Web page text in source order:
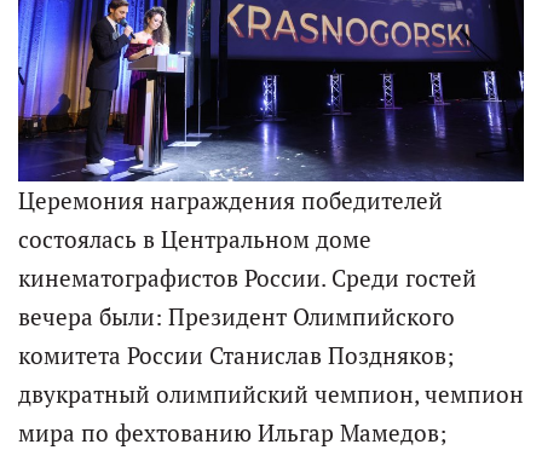
Церемония награждения победителей
состоялась в Центральном доме
кинематографистов России. Среди гостей
вечера были: Президент Олимпийского
комитета России Станислав Поздняков;
двукратный олимпийский чемпион, чемпион
мира по фехтованию Ильгар Мамедов;